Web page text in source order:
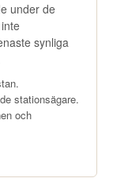
under de
synliga
stationsägare.
och